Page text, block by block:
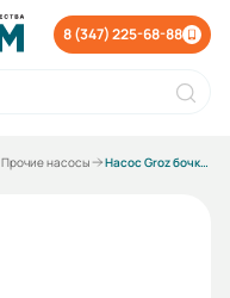
8 (347) 225-68-88
Прочие насосы Насос Groz бочковый,рычажный для масел 300мл за ход EBP/01/EBP/02 GR44115